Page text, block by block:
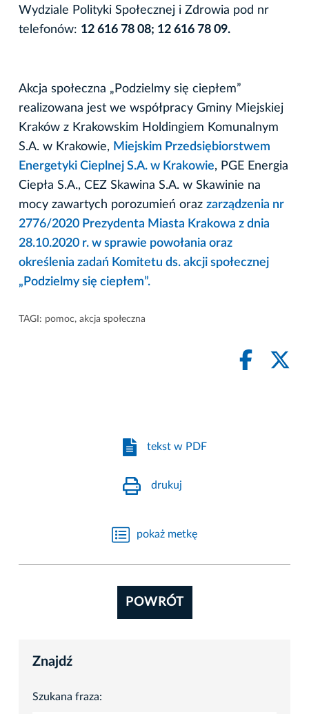
Wydziale Polityki Społecznej i Zdrowia pod nr
telefonów: 12 616 78 08; 12 616 78 09.
Akcja społeczna „Podzielmy się ciepłem”
realizowana jest we współpracy Gminy Miejskiej
Kraków z Krakowskim Holdingiem Komunalnym
S.A. w Krakowie, Miejskim Przedsiębiorstwem
Energetyki Cieplnej S.A. w Krakowie, PGE Energia
Ciepła S.A., CEZ Skawina S.A. w Skawinie na
mocy zawartych porozumień oraz zarządzenia nr
2776/2020 Prezydenta Miasta Krakowa z dnia
28.10.2020 r. w sprawie powołania oraz
określenia zadań Komitetu ds. akcji społecznej
„Podzielmy się ciepłem”.
TAGI: pomoc, akcja społeczna
tekst w PDF
drukuj
pokaż metkę
POWRÓT
Znajdź
Szukana fraza: